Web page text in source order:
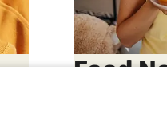
Food